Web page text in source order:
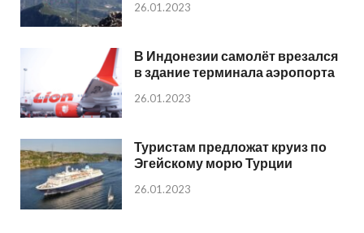
26.01.2023
В Индонезии самолёт врезался
в здание терминала аэропорта
26.01.2023
Туристам предложат круиз по
Эгейскому морю Турции
26.01.2023